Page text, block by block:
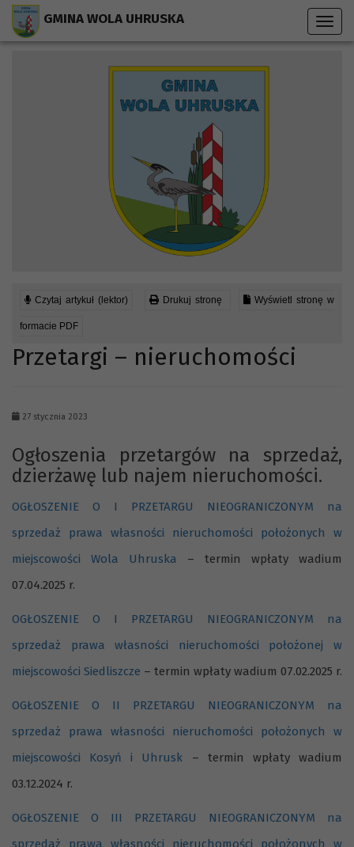
GMINA WOLA UHRUSKA
Czytaj artykuł (lektor) Drukuj stronę Wyświetl stronę w
formacie PDF
Przetargi – nieruchomości
27 stycznia 2023
Ogłoszenia przetargów na sprzedaż,
dzierżawę lub najem nieruchomości.
OGŁOSZENIE O I PRZETARGU NIEOGRANICZONYM na
sprzedaż prawa własności nieruchomości położonych w
miejscowości Wola Uhruska – termin wpłaty wadium
07.04.2025 r.
OGŁOSZENIE O I PRZETARGU NIEOGRANICZONYM na
sprzedaż prawa własności nieruchomości położonej w
miejscowości Siedliszcze – termin wpłaty wadium 07.02.2025 r.
OGŁOSZENIE O II PRZETARGU NIEOGRANICZONYM na
sprzedaż prawa własności nieruchomości położonych w
miejscowości Kosyń i Uhrusk – termin wpłaty wadium
03.12.2024 r.
OGŁOSZENIE O III PRZETARGU NIEOGRANICZONYM na
sprzedaż prawa własności nieruchomości położonych w